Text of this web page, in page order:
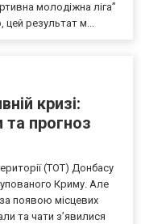
молодіжна ліга”
цей результат м...
кризі:
та прогноз
(ТОТ) Донбасу
Криму. Але
появою місцевих
та чати з’явилися